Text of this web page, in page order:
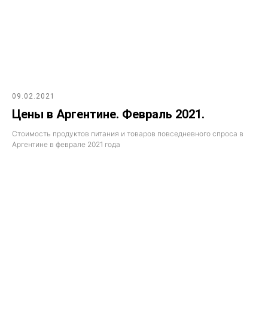
09.02.2021
Цены в Аргентине. Февраль 2021.
Стоимость продуктов питания и товаров повседневного спроса в
Аргентине в феврале 2021 года